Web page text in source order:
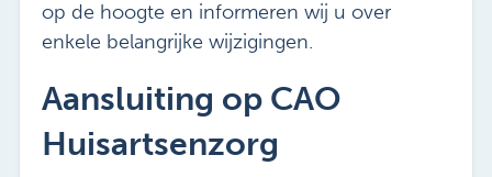
op de hoogte en informeren wij u over
enkele belangrijke wijzigingen.
Aansluiting op CAO
Huisartsenzorg